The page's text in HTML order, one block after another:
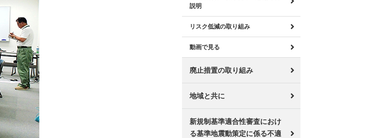
説明
リスク低減の取り組み
動画で見る
廃止措置の取り組み
地域と共に
新規制基準適合性審査におけ
る基準地震動策定に係る不適